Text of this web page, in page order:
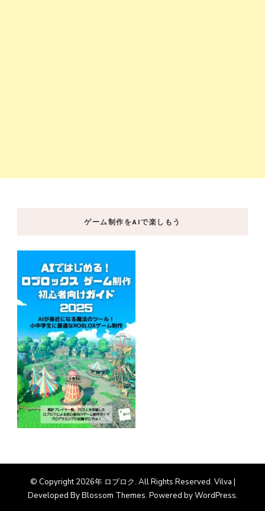
ゲーム制作をAIで楽しもう
© Copyright 2026年 ロブロク. All Rights Reserved. Vilva |
Developed ByBlossom Themes. Powered byWordPress.